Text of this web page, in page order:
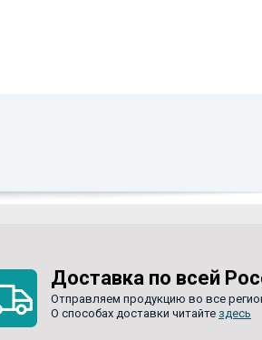
Доставка по всей
Отправляем продукцию во все
О способах доставки читайте здесь